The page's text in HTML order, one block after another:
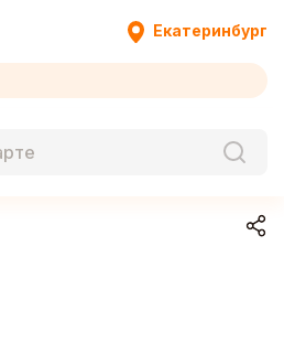
Екатеринбург